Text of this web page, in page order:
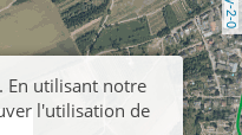
En utilisant notre
l'utilisation de